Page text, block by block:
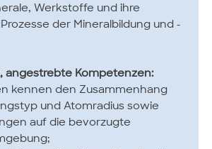
Werkstoffe und ihre
der Mineralbildung und -
angestrebte Kompetenzen:
kennen den Zusammenhang
und Atomradius sowie
auf die bevorzugte